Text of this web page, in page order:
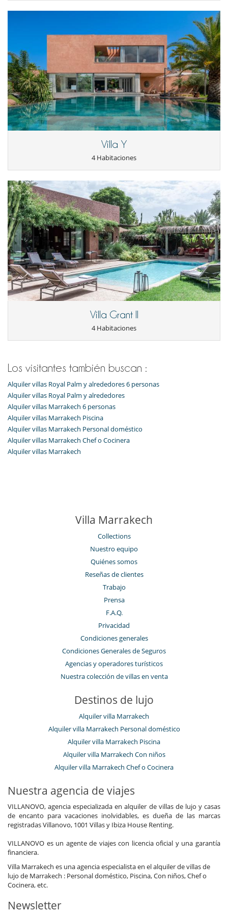
Villa Y
4 Habitaciones
Villa Grant II
4 Habitaciones
Los visitantes también buscan :
Alquiler villas Royal Palm y alrededores 6 personas
Alquiler villas Royal Palm y alrededores
Alquiler villas Marrakech 6 personas
Alquiler villas Marrakech Piscina
Alquiler villas Marrakech Personal doméstico
Alquiler villas Marrakech Chef o Cocinera
Alquiler villas Marrakech
Villa Marrakech
Collections
Nuestro equipo
Quiénes somos
Reseñas de clientes
Trabajo
Prensa
F.A.Q.
Privacidad
Condiciones generales
Condiciones Generales de Seguros
Agencias y operadores turísticos
Nuestra colección de villas en venta
Destinos de lujo
Alquiler villa Marrakech
Alquiler villa Marrakech Personal doméstico
Alquiler villa Marrakech Piscina
Alquiler villa Marrakech Con niños
Alquiler villa Marrakech Chef o Cocinera
Nuestra agencia de viajes
VILLANOVO, agencia especializada en alquiler de villas de lujo y casas
de encanto para vacaciones inolvidables, es dueña de las marcas
registradas Villanovo, 1001 Villas y Ibiza House Renting.
VILLANOVO es un agente de viajes con licencia oficial y una garantía
financiera.
Villa Marrakech es una agencia especialista en el alquiler de villas de
lujo de Marrakech : Personal doméstico, Piscina, Con niños, Chef o
Cocinera, etc.
Newsletter